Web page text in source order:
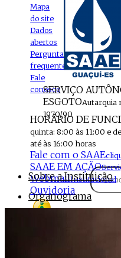
Mapa
do site
Dados
abertos
Perguntas
frequentes
Fale
conosco
SERVIÇO
ESGOTOAutarquia
1970/90
HORÁRIO DE
quinta: 8:00 às 11:00 e
até às 16:00 horas
Fale com o SAAE
SAAE EM AÇÃO
WebmailInstitucional
Ouvidoria
Sobre a Instituição
Organograma